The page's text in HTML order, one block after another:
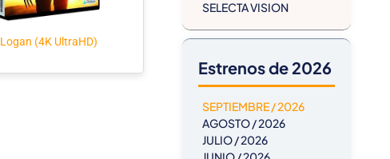
Logan (4K UltraHD)
SELECTA VISION
Estrenos de 2026
SEPTIEMBRE / 2026
AGOSTO / 2026
JULIO / 2026